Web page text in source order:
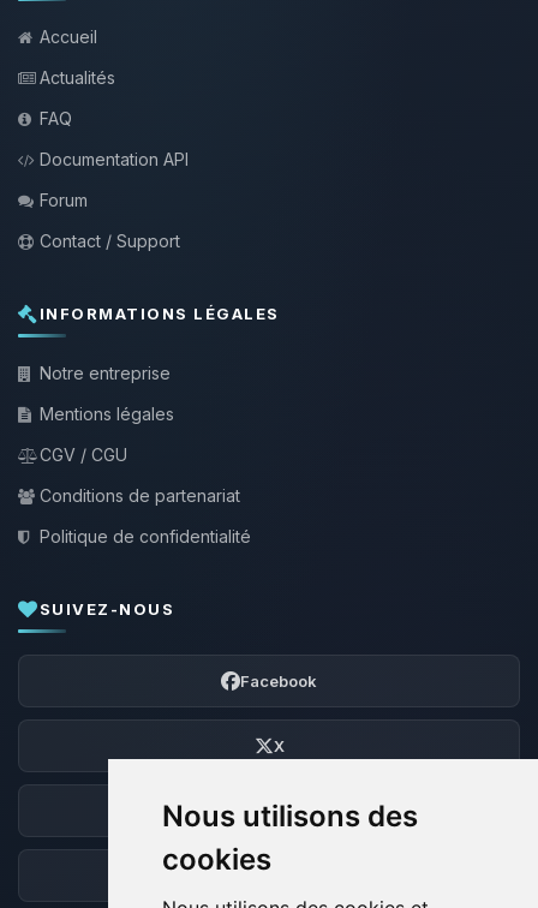
Nous utilisons des
cookies
Accueil
Actualités
FAQ
Documentation API
Forum
Contact / Support
INFORMATIONS LÉGALES
Notre entreprise
Mentions légales
CGV / CGU
Conditions de partenariat
Politique de confidentialité
SUIVEZ-NOUS
Facebook
X
Discord
Forum